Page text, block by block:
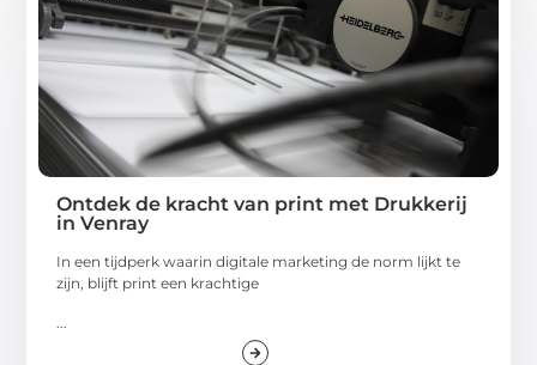
Ontdek de kracht van print met Drukkerij
in Venray
In een tijdperk waarin digitale marketing de norm lijkt te
zijn, blijft print een krachtige